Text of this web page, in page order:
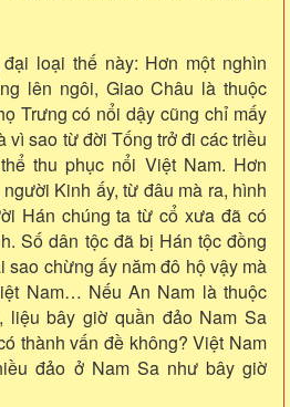
loại thế này: Hơn một nghìn
lên ngôi, Giao Châu là thuộc
Trưng có nổi dậy cũng chỉ mấy
vì sao từ đời Tống trở đi các triều
thu phục nổi Việt Nam. Hơn
Kinh ấy, từ đâu mà ra, hình
Hán chúng ta từ cổ xưa đã có
Số dân tộc đã bị Hán tộc đồng
sao chừng ấy năm đô hộ vậy mà
Nam… Nếu An Nam là thuộc
liệu bây giờ quần đảo Nam Sa
thành vấn đề không? Việt Nam
đảo ở Nam Sa như bây giờ